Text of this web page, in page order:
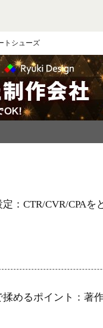
トシューズ
：CTR/CVR/CPAを
めるポイント：著